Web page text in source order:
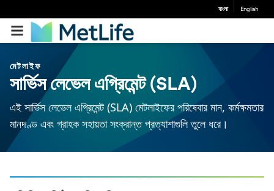
বাংলা English
মেটলাইফ
সার্ভিস লেভেল এগ্রিমেন্ট (SLA)
এই সার্ভিস লেভেল এগ্রিমেন্ট (SLA) মেটলাইফের পরিষেবার মান, কর্মক্ষমতার
মানদণ্ড এবং গ্রাহক সহায়তা সংক্রান্ত প্রত্যাশাগুলি তুলে ধরে।